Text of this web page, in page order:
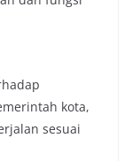
kota,
sesuai